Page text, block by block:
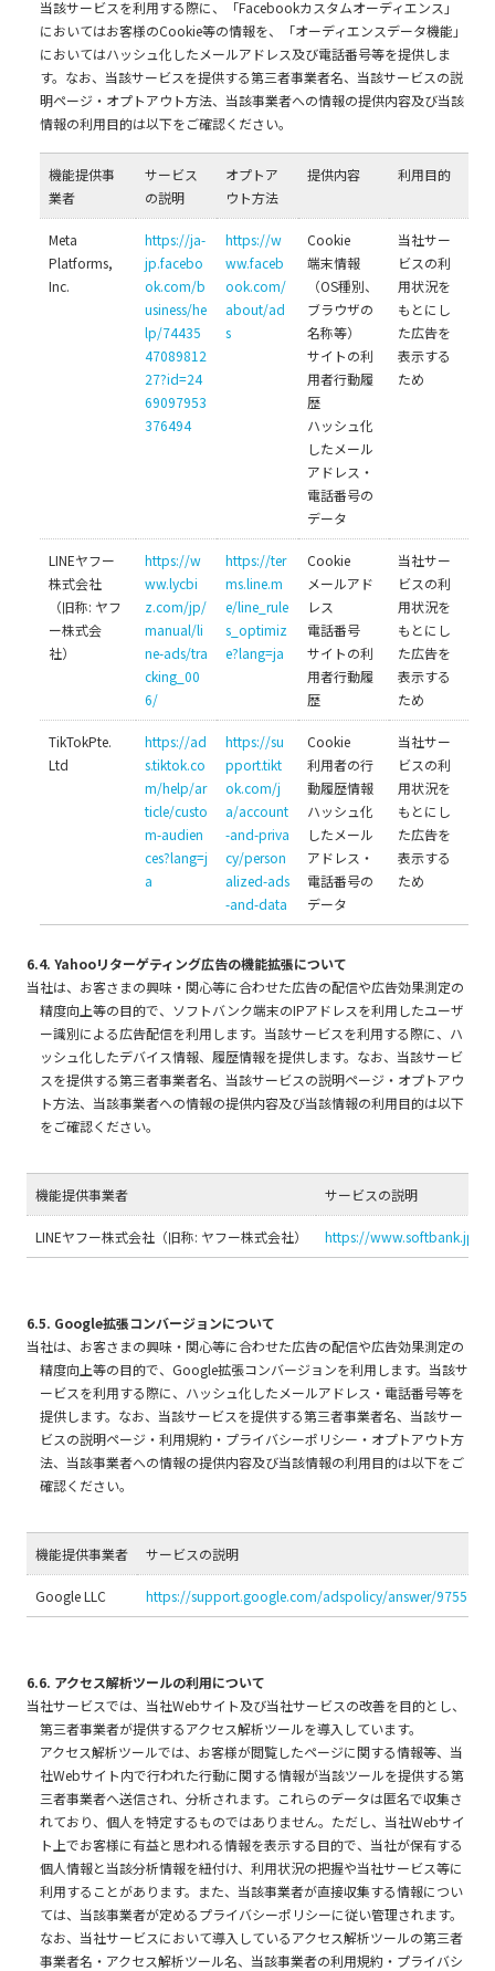
当該サービスを利用する際に、「Facebookカスタムオーディエンス」
においてはお客様のCookie等の情報を、「オーディエンスデータ機能」
においてはハッシュ化したメールアドレス及び電話番号等を提供しま
す。なお、当該サービスを提供する第三者事業者名、当該サービスの説
明ページ・オプトアウト方法、当該事業者への情報の提供内容及び当該
情報の利用目的は以下をご確認ください。
機能提供事
業者
サービス
の説明
オプトア
ウト方法
提供内容 利用目的
Meta
Platforms,
Inc.
https://ja-
jp.facebo
ok.com/b
usiness/he
lp/74435
47089812
27?id=24
69097953
376494
https://w
ww.faceb
ook.com/
about/ad
s
Cookie
端末情報
（OS種別、
ブラウザの
名称等）
サイトの利
用者行動履
歴
ハッシュ化
したメール
アドレス・
電話番号の
データ
当社サー
ビスの利
用状況を
もとにし
た広告を
表示する
ため
LINEヤフー
株式会社
（旧称: ヤフ
ー株式会
社）
https://w
ww.lycbi
z.com/jp/
manual/li
ne-ads/tra
cking_00
6/
https://ter
ms.line.m
e/line_rule
s_optimiz
e?lang=ja
Cookie
メールアド
レス
電話番号
サイトの利
用者行動履
歴
当社サー
ビスの利
用状況を
もとにし
た広告を
表示する
ため
TikTokPte.
Ltd
https://ad
s.tiktok.co
m/help/ar
ticle/custo
m-audien
ces?lang=j
a
https://su
pport.tikt
ok.com/j
a/account
-and-priva
cy/person
alized-ads
-and-data
Cookie
利用者の行
動履歴情報
ハッシュ化
したメール
アドレス・
電話番号の
データ
当社サー
ビスの利
用状況を
もとにし
た広告を
表示する
ため
6.4. Yahooリターゲティング広告の機能拡張について
当社は、お客さまの興味・関心等に合わせた広告の配信や広告効果測定の
精度向上等の目的で、ソフトバンク端末のIPアドレスを利用したユーザ
ー識別による広告配信を利用します。当該サービスを利用する際に、ハ
ッシュ化したデバイス情報、履歴情報を提供します。なお、当該サービ
スを提供する第三者事業者名、当該サービスの説明ページ・オプトアウ
ト方法、当該事業者への情報の提供内容及び当該情報の利用目的は以下
をご確認ください。
機能提供事業者 サービスの説明
LINEヤフー株式会社（旧称: ヤフー株式会社） https://www.softbank.jp/
6.5. Google拡張コンバージョンについて
当社は、お客さまの興味・関心等に合わせた広告の配信や広告効果測定の
精度向上等の目的で、Google拡張コンバージョンを利用します。当該サ
ービスを利用する際に、ハッシュ化したメールアドレス・電話番号等を
提供します。なお、当該サービスを提供する第三者事業者名、当該サー
ビスの説明ページ・利用規約・プライバシーポリシー・オプトアウト方
法、当該事業者への情報の提供内容及び当該情報の利用目的は以下をご
確認ください。
機能提供事業者 サービスの説明
Google LLC https://support.google.com/adspolicy/answer/
6.6. アクセス解析ツールの利用について
当社サービスでは、当社Webサイト及び当社サービスの改善を目的とし、
第三者事業者が提供するアクセス解析ツールを導入しています。
アクセス解析ツールでは、お客様が閲覧したページに関する情報等、当
社Webサイト内で行われた行動に関する情報が当該ツールを提供する第
三者事業者へ送信され、分析されます。これらのデータは匿名で収集さ
れており、個人を特定するものではありません。ただし、当社Webサイ
ト上でお客様に有益と思われる情報を表示する目的で、当社が保有する
個人情報と当該分析情報を紐付け、利用状況の把握や当社サービス等に
利用することがあります。また、当該事業者が直接収集する情報につい
ては、当該事業者が定めるプライバシーポリシーに従い管理されます。
なお、当社サービスにおいて導入しているアクセス解析ツールの第三者
事業者名・アクセス解析ツール名、当該事業者の利用規約・プライバシ